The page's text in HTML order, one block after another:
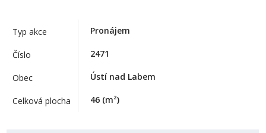
Typ akce Pronájem
Číslo 2471
Obec Ústí nad Labem
Celková plocha 46 (m²)